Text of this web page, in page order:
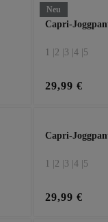
Neu
Capri-
1 | 2 | 3 | 4 | 5
29,99 €
Capri-
1 | 2 | 3 | 4 | 5
29,99 €